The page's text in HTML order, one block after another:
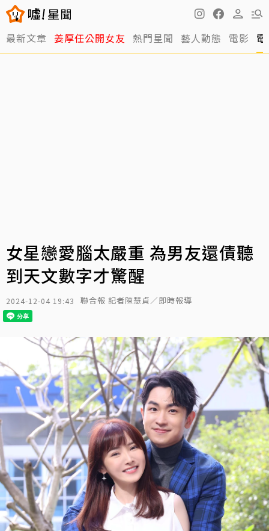
最新文章 姜厚任公開女友 熱門星聞 藝人動態 電影
女星戀愛腦太嚴重 為男友還債聽
到天文數字才驚醒
2024-12-04 19:43 聯合報 記者陳慧貞／即時報導